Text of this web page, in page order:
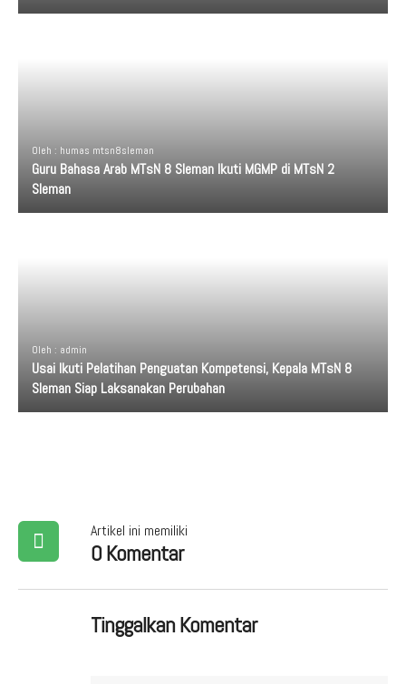
Oleh : humas mtsn8sleman
Guru Bahasa Arab MTsN 8 Sleman Ikuti MGMP di MTsN 2
Sleman
Oleh : admin
Usai Ikuti Pelatihan Penguatan Kompetensi, Kepala MTsN 8
Sleman Siap Laksanakan Perubahan
Artikel ini memiliki
0 Komentar
Tinggalkan Komentar